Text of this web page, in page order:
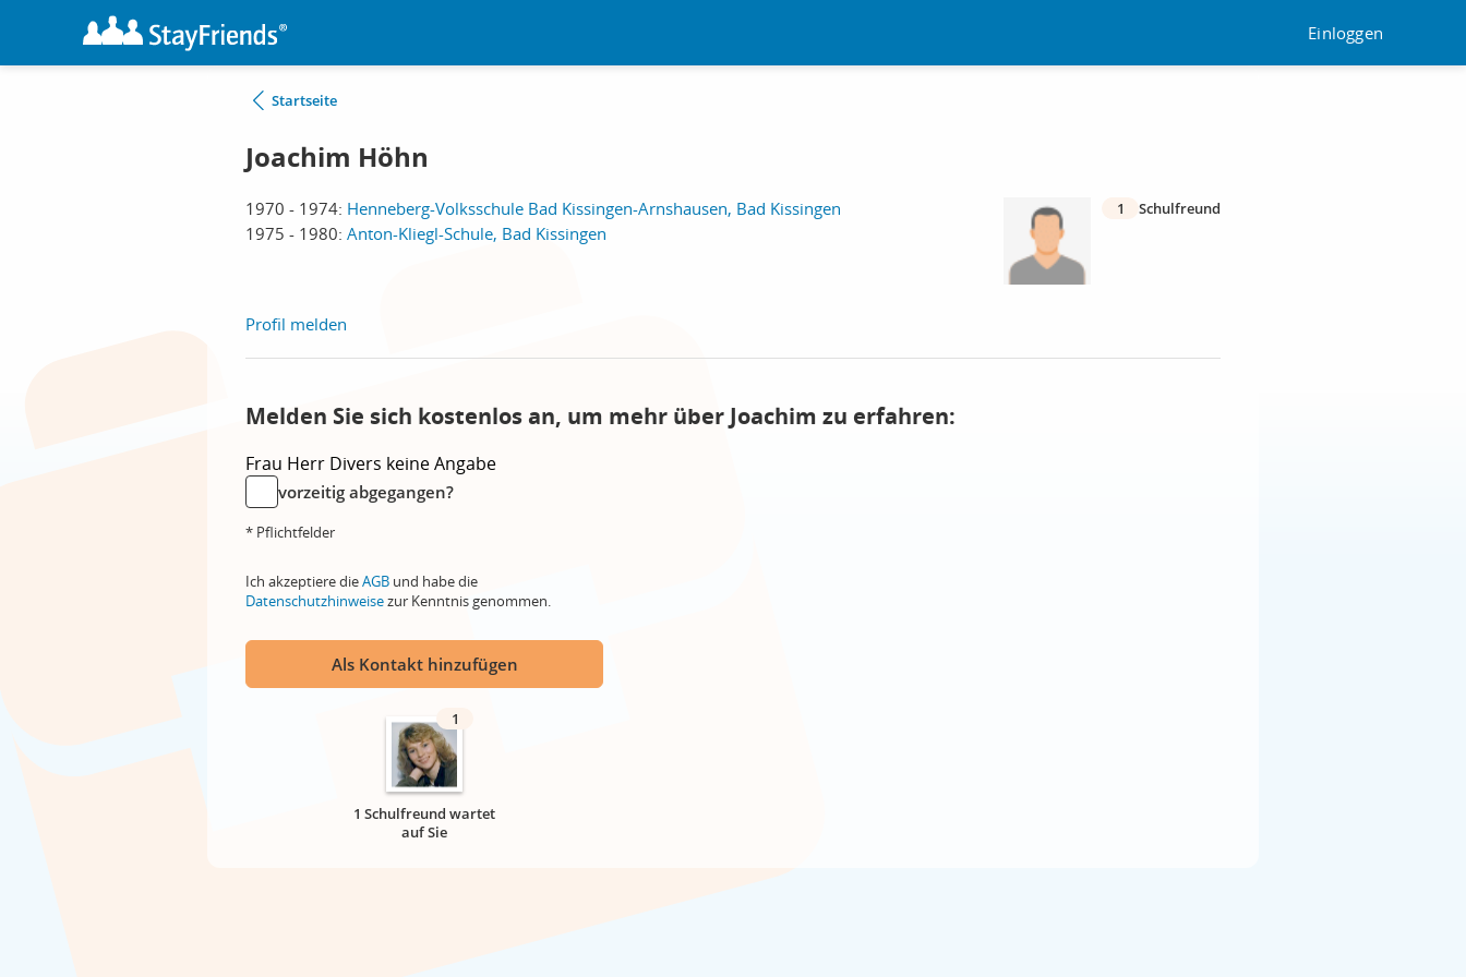
Einloggen
Startseite
Joachim Höhn
1970 - 1974: Henneberg-Volksschule Bad Kissingen-Arnshausen, Bad Kissingen
1975 - 1980: Anton-Kliegl-Schule, Bad Kissingen
1 Schulfreund
Profil melden
Melden Sie sich kostenlos an, um mehr über Joachim zu erfahren:
Frau Herr Divers keine Angabe
vorzeitig abgegangen?
* Pflichtfelder
Ich akzeptiere dieAGB und habe die
Datenschutzhinweisezur Kenntnis genommen.
Als Kontakt hinzufügen
1
1 Schulfreund wartet
auf Sie